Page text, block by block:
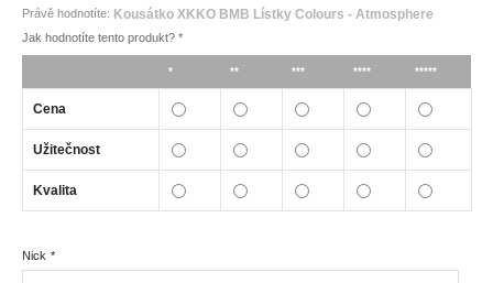
Právě hodnotíte: Kousátko XKKO BMB Lístky Colours - Atmosphere
Jak hodnotíte tento produkt? *
* ** *** **** *****
Cena
Užitečnost
Kvalita
*
Nick